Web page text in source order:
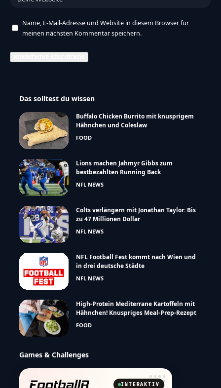
Name, E-Mail-Adresse und Website in diesem Browser für
meinen nächsten Kommentar speichern.
Das solltest du wissen
Buffalo Chicken Burrito mit knusprigem
Hähnchen und Coleslaw
FOOD
Lions machen Jahmyr Gibbs zum
bestbezahlten Running Back
NFL NEWS
Colts verlängern mit Jonathan Taylor: Bis
zu 47 Millionen Dollar
NFL NEWS
NFL Football Fest kommt nach Wien und
in drei deutsche Städte
NFL NEWS
High-Protein Mediterrane Kartoffeln mit
Hähnchen! Knuspriges Meal-Prep-Rezept
FOOD
Games & Challenges
INTERAKTIV